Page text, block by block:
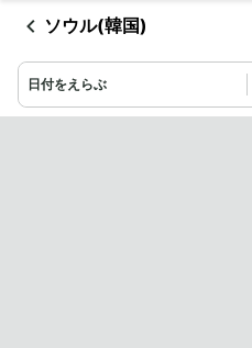
ソウル(韓国)
日付をえらぶ